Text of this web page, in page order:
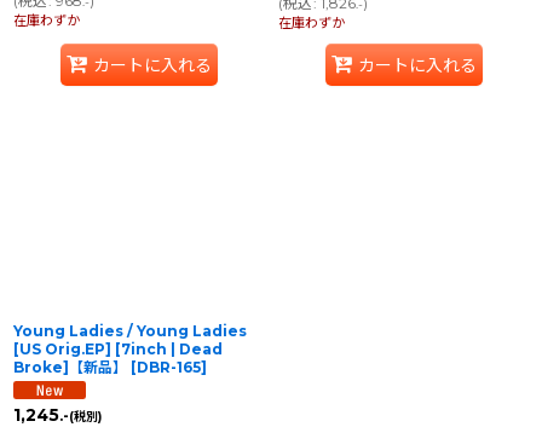
在庫わずか
カートに入れる
.-
在庫わずか
カートに入れる
Young Ladies / Young Ladies
[US Orig.EP] [7inch | Dead
Broke]【新品】
[DBR-165]
1,245.-(税別)